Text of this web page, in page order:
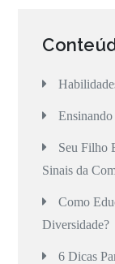
Seu Filho
Sinais da
Como
Diversidade?
6 Dicas